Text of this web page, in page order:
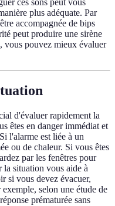
ces sons peut vous
plus adéquate. Par
accompagnée de bips
peut produire une sirène
vous pouvez mieux évaluer
d'évaluer rapidement la
êtes en danger immédiat et
l'alarme est liée à un
ou de chaleur. Si vous êtes
par les fenêtres pour
la situation vous aide à
si vous devez évacuer,
selon une étude de
prématurée sans